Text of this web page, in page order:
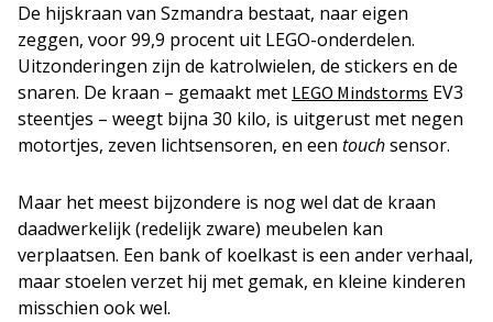
De hijskraan van Szmandra bestaat, naar eigen
zeggen, voor 99,9 procent uit LEGO-onderdelen.
Uitzonderingen zijn de katrolwielen, de stickers en de
snaren. De kraan – gemaakt met LEGO Mindstorms EV3
steentjes – weegt bijna 30 kilo, is uitgerust met negen
motortjes, zeven lichtsensoren, en een touchsensor.
Maar het meest bijzondere is nog wel dat de kraan
daadwerkelijk (redelijk zware) meubelen kan
verplaatsen. Een bank of koelkast is een ander verhaal,
maar stoelen verzet hij met gemak, en kleine kinderen
misschien ook wel.